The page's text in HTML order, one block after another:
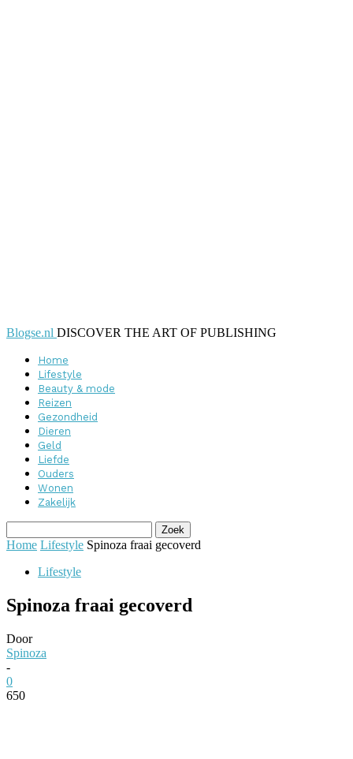
Blogse.nl DISCOVER THE ART OF PUBLISHING
Home
Lifestyle
Beauty & mode
Reizen
Gezondheid
Dieren
Geld
Liefde
Ouders
Wonen
Zakelijk
Home Lifestyle Spinoza fraai gecoverd
Lifestyle
Spinoza fraai gecoverd
Door
Spinoza
-
0
650